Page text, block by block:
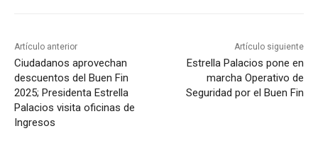
Artículo anterior
Ciudadanos aprovechan
descuentos del Buen Fin
2025; Presidenta Estrella
Palacios visita oficinas de
Ingresos
Artículo siguiente
Estrella Palacios pone en
marcha Operativo de
Seguridad por el Buen Fin